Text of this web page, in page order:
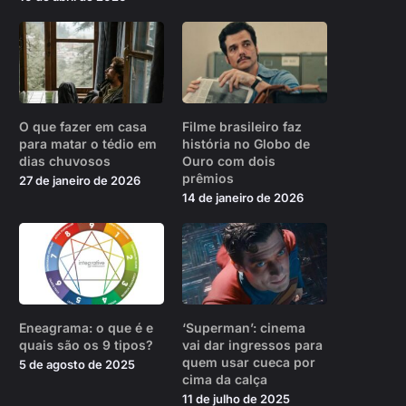
O que fazer em casa
para matar o tédio em
dias chuvosos
27 de janeiro de 2026
Filme brasileiro faz
história no Globo de
Ouro com dois
prêmios
14 de janeiro de 2026
Eneagrama: o que é e
quais são os 9 tipos?
5 de agosto de 2025
‘Superman’: cinema
vai dar ingressos para
quem usar cueca por
cima da calça
11 de julho de 2025